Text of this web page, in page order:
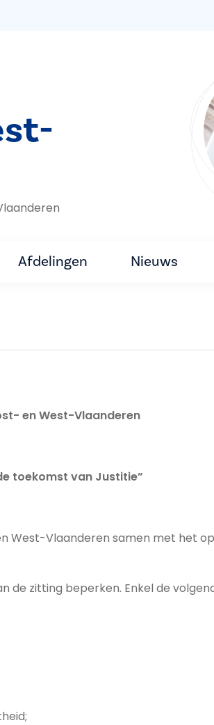
Afdelingen Nieuws
en West-Vlaanderen
toekomst van Justitie”
West-Vlaanderen samen met het
de zitting beperken. Enkel de